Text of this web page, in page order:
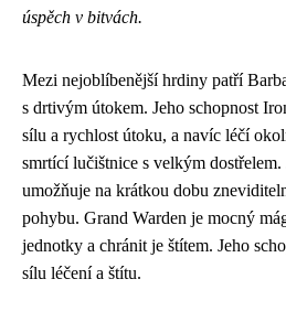
úspěch v bitvách.
Mezi nejoblíbenější hrdiny patří
s drtivým útokem. Jeho schopnost
sílu a rychlost útoku, a navíc léčí
smrtící lučištnice s velkým
umožňuje na krátkou dobu
pohybu. Grand Warden je mocný
jednotky a chránit je štítem. Jeho
sílu léčení a štítu.